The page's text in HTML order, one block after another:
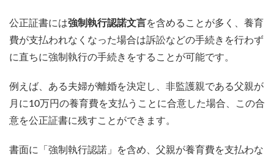
公正証書には強制執行認諾文言を含めることが多く、養育
費が支払われなくなった場合は訴訟などの手続きを行わず
に直ちに強制執行の手続きをすることが可能です。
例えば、ある夫婦が離婚を決定し、非監護親である父親が
月に10万円の養育費を支払うことに合意した場合、この合
意を公正証書に残すことができます。
書面に「強制執行認諾」を含め、父親が養育費を支払わな